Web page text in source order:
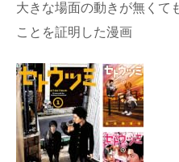
大きな場面の動きが無くて
ことを証明した漫画